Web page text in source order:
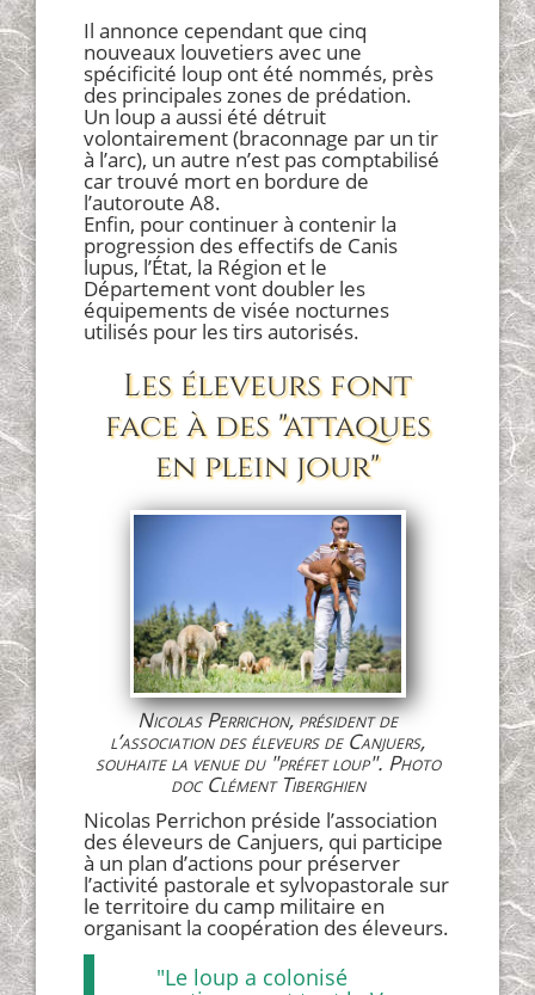
Il annonce cependant que cinq
nouveaux louvetiers avec une
spécificité loup ont été nommés, près
des principales zones de prédation.
Un loup a aussi été détruit
volontairement (braconnage par un tir
à l’arc), un autre n’est pas comptabilisé
car trouvé mort en bordure de
l’autoroute A8.
Enfin, pour continuer à contenir la
progression des effectifs de Canis
lupus, l’État, la Région et le
Département vont doubler les
équipements de visée nocturnes
utilisés pour les tirs autorisés.
Les éleveurs font
face à des "attaques
en plein jour"
Nicolas Perrichon, président de
l’association des éleveurs de Canjuers,
souhaite la venue du "préfet loup". Photo
doc Clément Tiberghien
Nicolas Perrichon préside l’association
des éleveurs de Canjuers, qui participe
à un plan d’actions pour préserver
l’activité pastorale et sylvopastorale sur
le territoire du camp militaire en
organisant la coopération des éleveurs.
"Le loup a colonisé